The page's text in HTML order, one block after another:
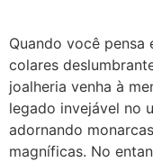
Quando você pensa
colares
joalheria venha à
legado invejável no
adornando
magníficas. No